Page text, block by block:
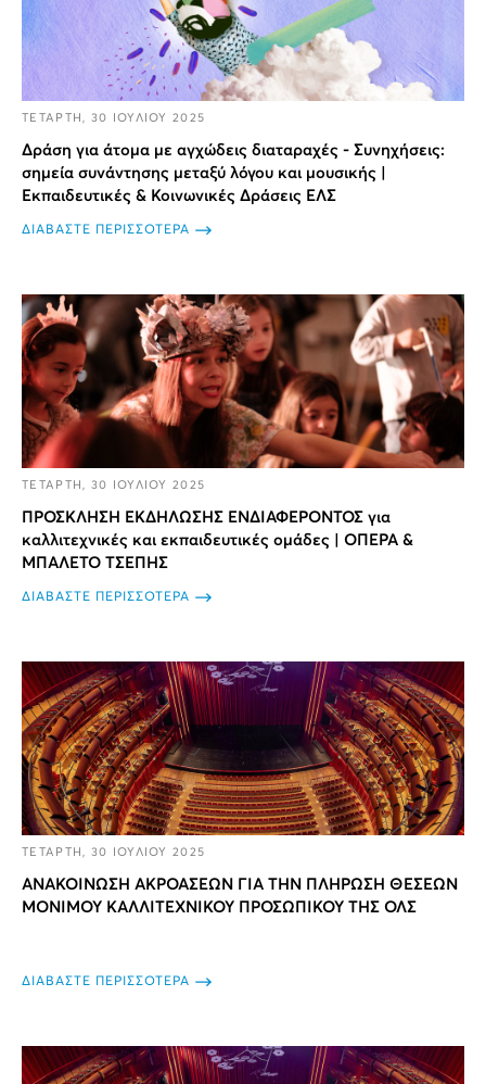
ΤΕΤΑΡΤΗ, 30 ΙΟΥΛΙΟΥ 2025
Δράση για άτομα με αγχώδεις διαταραχές - Συνηχήσεις:
σημεία συνάντησης μεταξύ λόγου και μουσικής |
Εκπαιδευτικές & Κοινωνικές Δράσεις ΕΛΣ
ΔΙΑΒΑΣΤΕ ΠΕΡΙΣΣΟΤΕΡΑ
ΤΕΤΑΡΤΗ, 30 ΙΟΥΛΙΟΥ 2025
ΠΡΟΣΚΛΗΣΗ ΕΚΔΗΛΩΣΗΣ ΕΝΔΙΑΦΕΡΟΝΤΟΣ για
καλλιτεχνικές και εκπαιδευτικές ομάδες | ΟΠΕΡΑ &
ΜΠΑΛΕΤΟ ΤΣΕΠΗΣ
ΔΙΑΒΑΣΤΕ ΠΕΡΙΣΣΟΤΕΡΑ
ΤΕΤΑΡΤΗ, 30 ΙΟΥΛΙΟΥ 2025
ΑΝΑΚΟΙΝΩΣΗ ΑΚΡΟΑΣΕΩΝ ΓΙΑ ΤΗΝ ΠΛΗΡΩΣΗ ΘΕΣΕΩΝ
ΜΟΝΙΜΟΥ ΚΑΛΛΙΤΕΧΝΙΚΟΥ ΠΡΟΣΩΠΙΚΟΥ ΤΗΣ ΟΛΣ
ΔΙΑΒΑΣΤΕ ΠΕΡΙΣΣΟΤΕΡΑ